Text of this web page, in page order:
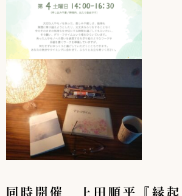
同時開催
上田順平『縁